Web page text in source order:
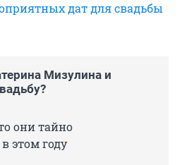
дат для свадьбы
Мизулина и
они тайно
этом году